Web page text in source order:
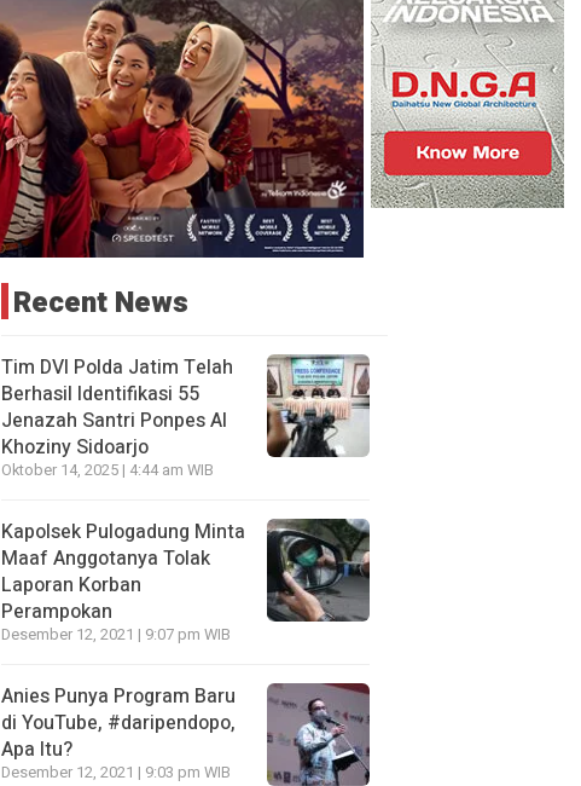
Recent News
Tim DVI Polda Jatim Telah
Berhasil Identifikasi 55
Jenazah Santri Ponpes Al
Khoziny Sidoarjo
Oktober 14, 2025 | 4:44 am WIB
Kapolsek Pulogadung Minta
Maaf Anggotanya Tolak
Laporan Korban
Perampokan
Desember 12, 2021 | 9:07 pm WIB
Anies Punya Program Baru
di YouTube, #daripendopo,
Apa Itu?
Desember 12, 2021 | 9:03 pm WIB